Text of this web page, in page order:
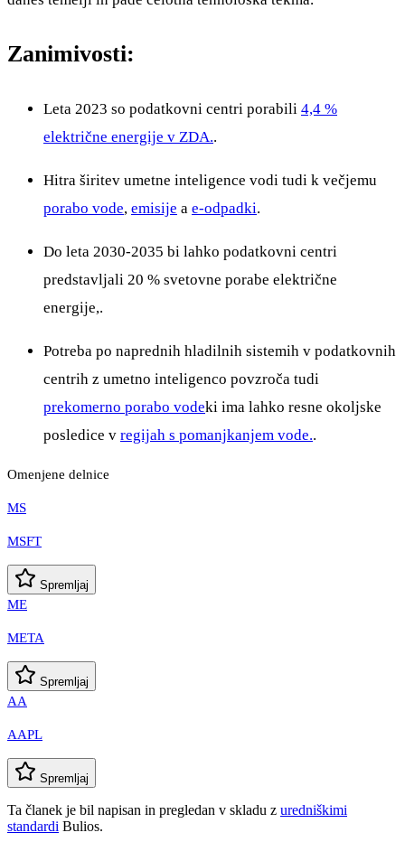
Zanimivosti:
Leta 2023 so podatkovni centri porabili 4,4 %
električne energije v ZDA..
Hitra širitev umetne inteligence vodi tudi k večjemu
porabo vode, emisije a e-odpadki.
Do leta 2030-2035 bi lahko podatkovni centri
predstavljali 20 % svetovne porabe električne
energije,.
Potreba po naprednih hladilnih sistemih v podatkovnih
centrih z umetno inteligenco povzroča tudi
prekomerno porabo vodeki ima lahko resne okoljske
posledice v regijah s pomanjkanjem vode..
Omenjene delnice
MS
MSFT
Spremljaj
ME
META
Spremljaj
AA
AAPL
Spremljaj
Ta članek je bil napisan in pregledan v skladu z uredniškimi
standardi Bulios.